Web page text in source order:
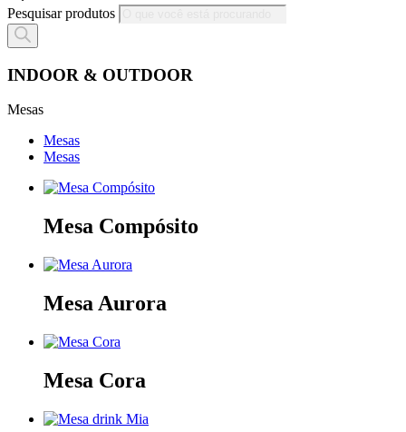
Pesquisar produtos
INDOOR & OUTDOOR
Mesas
Mesas
Mesas
Mesa Compósito
Mesa Aurora
Mesa Cora